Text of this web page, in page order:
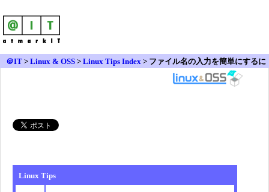
＠IT > Linux & OSS > Linux Tips Index > ファイル名の入力を簡単にするに
Linux Tips